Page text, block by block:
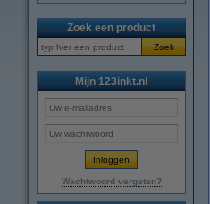
Zoek een product
Zoek
Mijn 123inkt.nl
Wachtwoord vergeten?